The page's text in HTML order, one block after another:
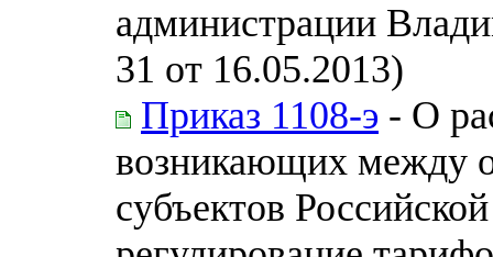
администрации
31 от 16.05.2013)
Приказ 1108-э - О
возникающих между
субъектов